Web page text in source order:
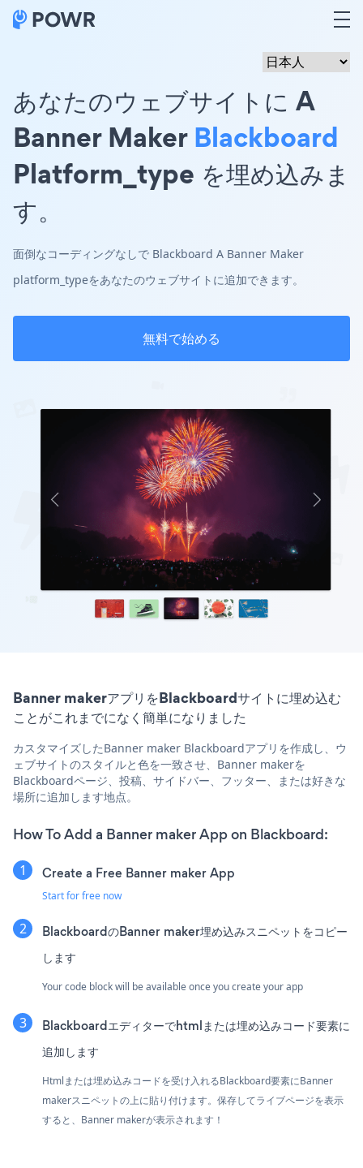
あなたのウェブサイトに A
Banner MakerBlackboard
Platform_type を埋め込みま
す。
面倒なコーディングなしで Blackboard A Banner Maker
platform_typeをあなたのウェブサイトに追加できます。
無料で始める
Banner makerアプリをBlackboardサイトに埋め込む
ことがこれまでになく簡単になりました
カスタマイズしたBanner maker Blackboardアプリを作成し、ウ
ェブサイトのスタイルと色を一致させ、Banner makerを
Blackboardページ、投稿、サイドバー、フッター、または好きな
場所に追加します地点。
How To Add a Banner maker App on Blackboard:
Create a Free Banner maker App
Start for free now
BlackboardのBanner maker埋め込みスニペットをコピー
します
Your code block will be available once you create your app
Blackboardエディターでhtmlまたは埋め込みコード要素に
追加します
Htmlまたは埋め込みコードを受け入れるBlackboard要素にBanner
makerスニペットの上に貼り付けます。保存してライブページを表示
すると、Banner makerが表示されます！